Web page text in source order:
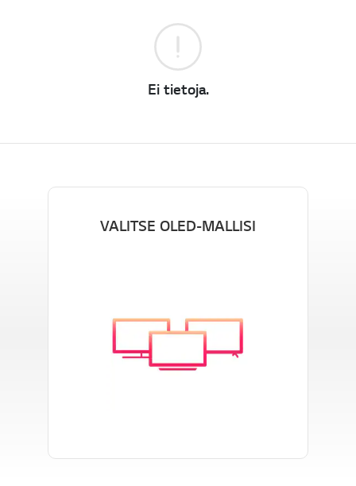
Ei tietoja.
VALITSE OLED-MALLISI